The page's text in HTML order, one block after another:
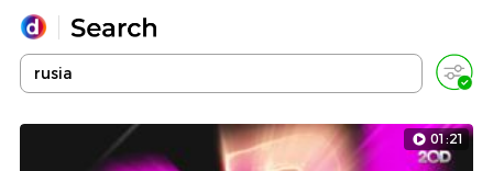
Yang sedang ramai dicari
Loading... 01:21